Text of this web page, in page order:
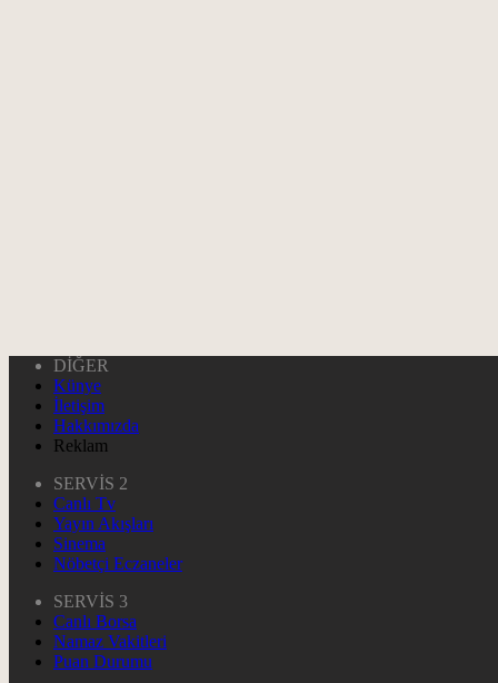
DİĞER
Künye
İletişim
Hakkımızda
Reklam
SERVİS 2
Canlı Tv
Yayın Akışları
Sinema
Nöbetçi Eczaneler
SERVİS 3
Canlı Borsa
Namaz Vakitleri
Puan Durumu